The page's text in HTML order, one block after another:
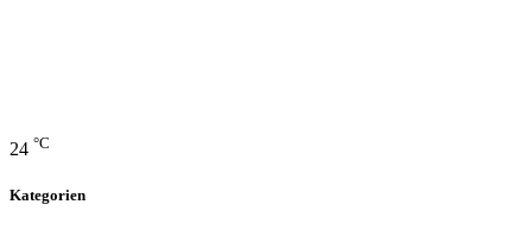
24 °C
Kategorien